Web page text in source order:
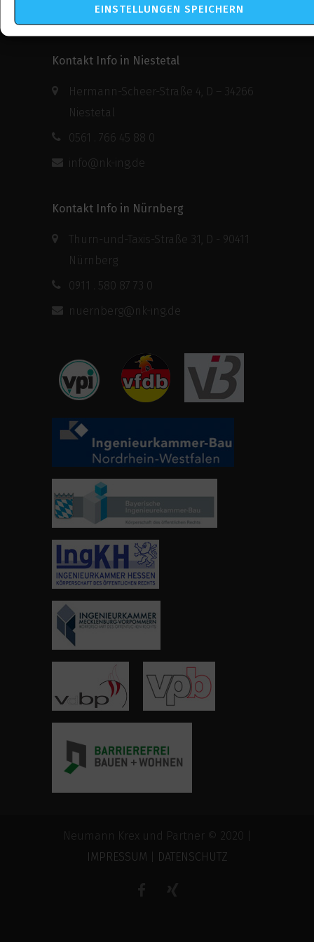
EINSTELLUNGEN SPEICHERN
brandschutz@nk-ing.de
Kontakt Info in Niestetal
Hermann-Scheer-Straße 4, D – 34266
Niestetal
0561 . 766 45 88 0
info@nk-ing.de
Kontakt Info in Nürnberg
Thurn-und-Taxis-Straße 31, D - 90411
Nürnberg
0911 . 580 87 73 0
nuernberg@nk-ing.de
Neumann Krex und Partner © 2020 |
IMPRESSUM
DATENSCHUTZ